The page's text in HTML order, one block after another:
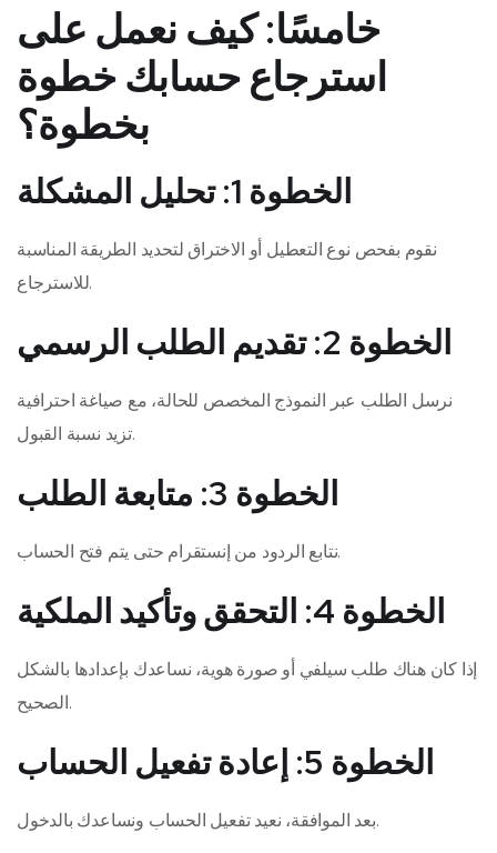
خامسًا: كيف نعمل على
استرجاع حسابك خطوة
بخطوة؟
الخطوة 1: تحليل المشكلة
نقوم بفحص نوع التعطيل أو الاختراق لتحديد الطريقة المناسبة
للاسترجاع.
الخطوة 2: تقديم الطلب الرسمي
نرسل الطلب عبر النموذج المخصص للحالة، مع صياغة احترافية
تزيد نسبة القبول.
الخطوة 3: متابعة الطلب
نتابع الردود من إنستقرام حتى يتم فتح الحساب.
الخطوة 4: التحقق وتأكيد الملكية
إذا كان هناك طلب سيلفي أو صورة هوية، نساعدك بإعدادها بالشكل
الصحيح.
الخطوة 5: إعادة تفعيل الحساب
بعد الموافقة، نعيد تفعيل الحساب ونساعدك بالدخول.